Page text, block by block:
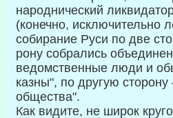
народнический
(конечно, исключительно
собирание Руси по две
рону собрались
ведомственные люди и
казны", по другую
общества".
Как видите, не широк